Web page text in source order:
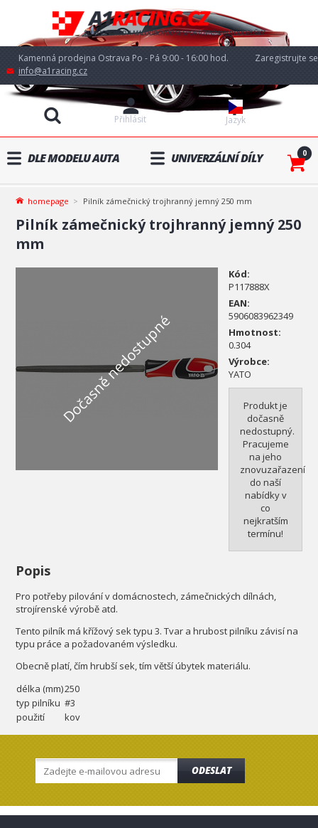
Kamenná prodejna Ostrava Po - Pá 9:00 - 16:00 hod.
info@a1racing.cz
Jazyk
Přihlásit
Zaregistrujte se
DLE MODELU AUTA UNIVERZÁLNÍ DÍLY 0
homepage Pilník zámečnický trojhranný jemný 250 mm
Pilník zámečnický trojhranný jemný 250
mm
Dočasně nedostupné
Kód:
P117888X
EAN:
5906083962349
Hmotnost:
0.304
Výrobce:
YATO
Produkt je
dočasně
nedostupný.
Pracujeme
na jeho
znovuzařazení
do naší
nabídky v
co
nejkratším
termínu!
Popis
Pro potřeby pilování v domácnostech, zámečnických dílnách,
strojírenské výrobě atd.
Tento pilník má křížový sek typu 3. Tvar a hrubost pilníku závisí na
typu práce a požadovaném výsledku.
Obecně platí, čím hrubší sek, tím větší úbytek materiálu.
délka (mm)250
typ pilníku #3
použití
kov
ODESLAT